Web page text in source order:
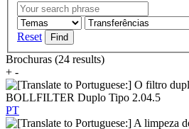
Reset
Brochuras (24 results)
+ -
BOLLFILTER Duplo Tipo 2.04.5
PT